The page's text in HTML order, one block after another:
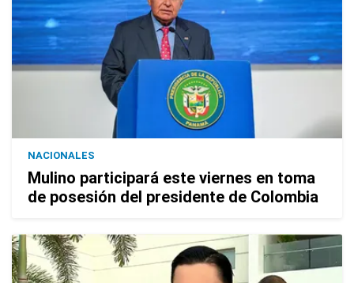
NACIONALES
Mulino participará este viernes en toma
de posesión del presidente de Colombia